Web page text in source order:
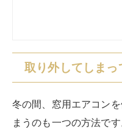
取り外してしまっ
冬の間、窓用エアコン
まうのも一つの方法です